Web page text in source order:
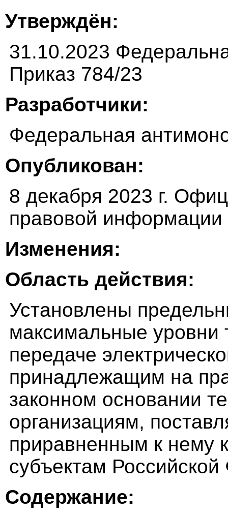
Утверждён:
31.10.2023
Приказ 784/23
Разработчики:
Федеральная
Опубликован:
8 декабря 2023 г.
правовой информации
Изменения:
Область действия:
Установлены
максимальные уровни
передаче
принадлежащим на
законном основании
организациям,
приравненным к нему
субъектам
Содержание: